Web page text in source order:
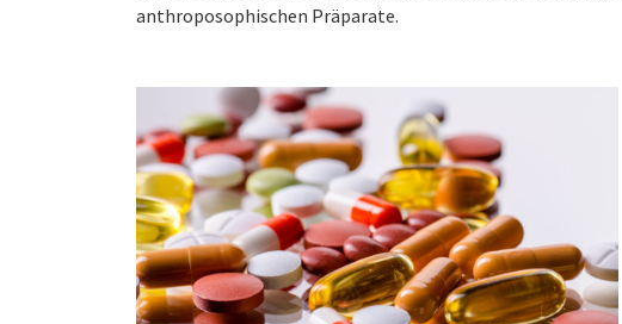
anthroposophischen Präparate.